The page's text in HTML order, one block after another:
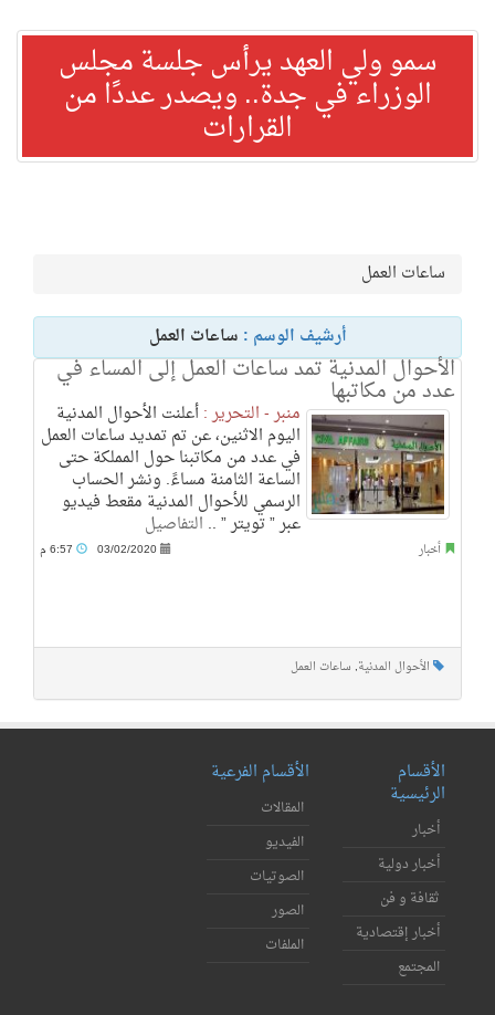
سمو ولي العهد يرأس جلسة مجلس
الوزراء في جدة.. ويصدر عددًا من
القرارات
ساعات العمل
أرشيف الوسم : ساعات العمل
الأحوال المدنية تمد ساعات العمل إلى المساء في
عدد من مكاتبها
منبر - التحرير :أعلنت الأحوال المدنية
اليوم الاثنين، عن تم تمديد ساعات العمل
في عدد من مكاتبنا حول المملكة حتى
الساعة الثامنة مساءً. ونشر الحساب
الرسمي للأحوال المدنية مقعط فيديو
عبر ” تويتر ” .. التفاصيل
أخبار 03/02/2020
الأحوال المدنية, ساعات العمل
الأقسام
الرئيسية
أخبار
أخبار دولية
ثقافة و فن
أخبار إقتصادية
المجتمع
الأقسام الفرعية
المقالات
الفيديو
الصوتيات
الصور
الملفات